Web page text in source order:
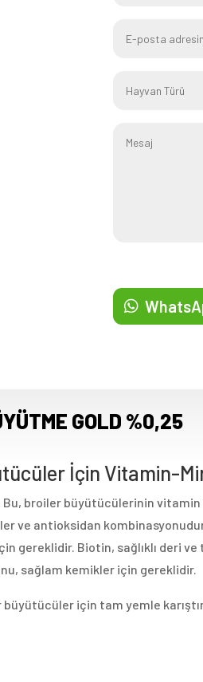
GOLD %0,25
İçin Vitamin-
Bu, broiler büyütücülerinin vitamin
ve antioksidan
gereklidir. Biotin, sağlıklı deri
sağlam kemikler için gereklidir.
büyütücüler için tam yemle